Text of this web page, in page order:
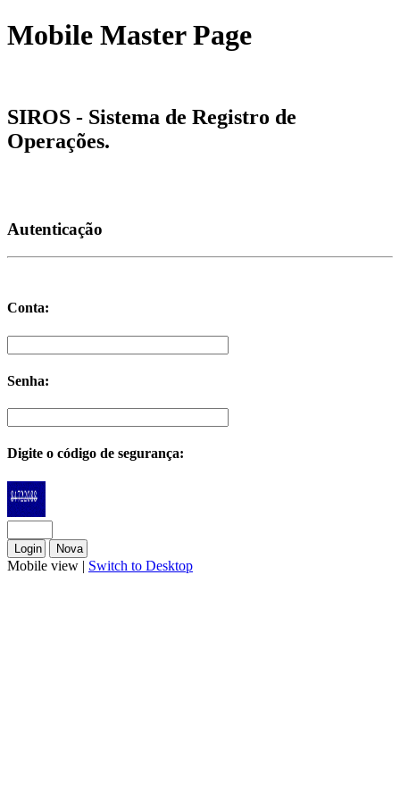
Mobile Master Page
SIROS - Sistema de Registro de
Operações.
Autenticação
Conta:
Senha:
Digite o código de segurança:
Mobile view | Switch to Desktop